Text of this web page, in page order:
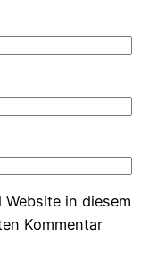
in diesem
Kommentar